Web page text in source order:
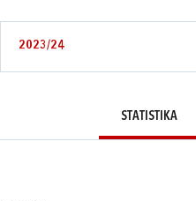
2023/24
STATISTIKA